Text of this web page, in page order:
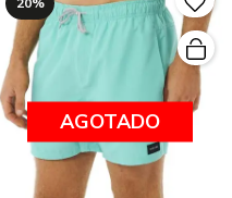
AGOTADO